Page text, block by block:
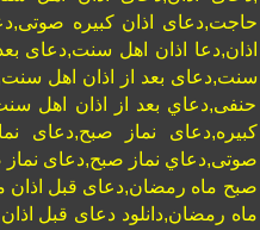
حاجت,دعای اذان کبیره
اذان,دعا اذان اهل سنت,دعای
سنت,دعای بعد از اذان اهل
حنفی,دعاي بعد از اذان اهل
کبیره,دعای نماز صبح,دعای
صوتی,دعاي نماز صبح,دعای نماز
صبح ماه رمضان,دعای قبل اذان
ماه رمضان,دانلود دعای قبل